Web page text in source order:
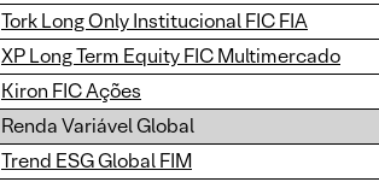
Tork Long Only Institucional FIC FIA
XP Long Term Equity FIC Multimercado
Kiron FIC Ações
Renda Variável Global
Trend ESG Global FIM